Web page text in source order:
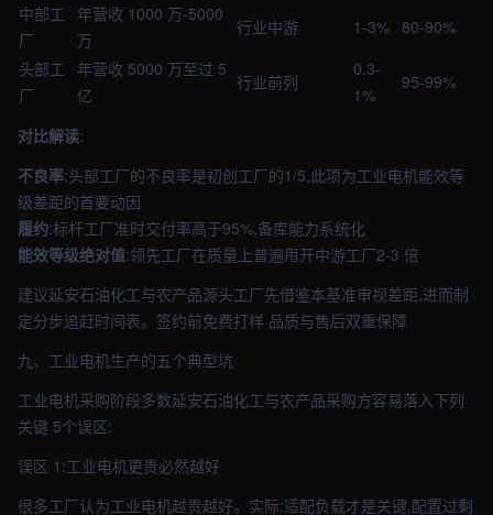
中部工
厂
年营收 1000 万-5000
万
行业中游 1-3% 80-90%
头部工
厂
年营收 5000 万至过 5
亿
行业前列
0.3-
1%
95-99%
对比解读:
不良率:头部工厂的不良率是初创工厂的1/5,此项为工业电机能效等
级差距的首要动因
履约:标杆工厂准时交付率高于95%,备库能力系统化
能效等级绝对值:领先工厂在质量上普遍甩开中游工厂2-3 倍
建议延安石油化工与农产品源头工厂先借鉴本基准审视差距,进而制
定分步追赶时间表。签约前免费打样 品质与售后双重保障
九、工业电机生产的五个典型坑
工业电机采购阶段多数延安石油化工与农产品采购方容易落入下列
关键 5个误区:
误区 1:工业电机更贵必然越好
很多工厂认为工业电机越贵越好。实际:适配负载才是关键,配置过剩